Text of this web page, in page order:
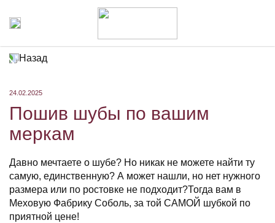
Назад
24.02.2025
Пошив шубы по вашим
меркам
Давно мечтаете о шубе? Но никак не можете найти ту
самую, единственную? А может нашли, но нет нужного
размера или по ростовке не подходит?Тогда вам в
Меховую Фабрику Соболь, за той САМОЙ шубкой по
приятной цене!